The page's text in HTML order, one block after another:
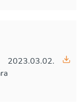
2023.03.02.